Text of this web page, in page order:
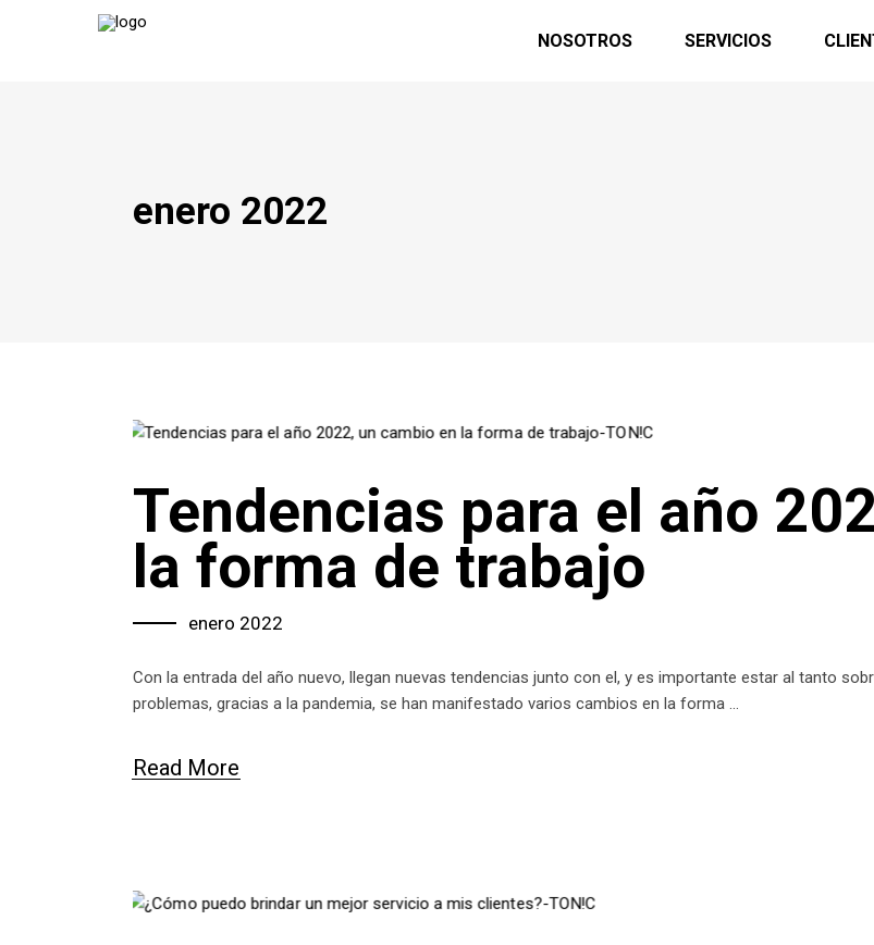
NOSOTROS SERVICIOS
enero 2022
Tendencias para el año
la forma de trabajo
enero 2022
Con la entrada del año nuevo, llegan nuevas tendencias junto con el, y es importante estar al tanto
problemas, gracias a la pandemia, se han manifestado varios cambios en la forma
Read More